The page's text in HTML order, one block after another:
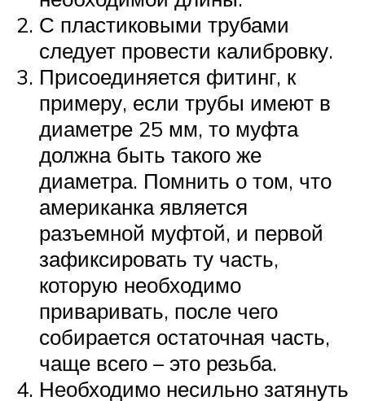
С пластиковыми трубами
следует провести калибровку.
Присоединяется фитинг, к
примеру, если трубы имеют в
диаметре 25 мм, то муфта
должна быть такого же
диаметра. Помнить о том, что
американка является
разъемной муфтой, и первой
зафиксировать ту часть,
которую необходимо
приваривать, после чего
собирается остаточная часть,
чаще всего – это резьба.
Необходимо несильно затянуть